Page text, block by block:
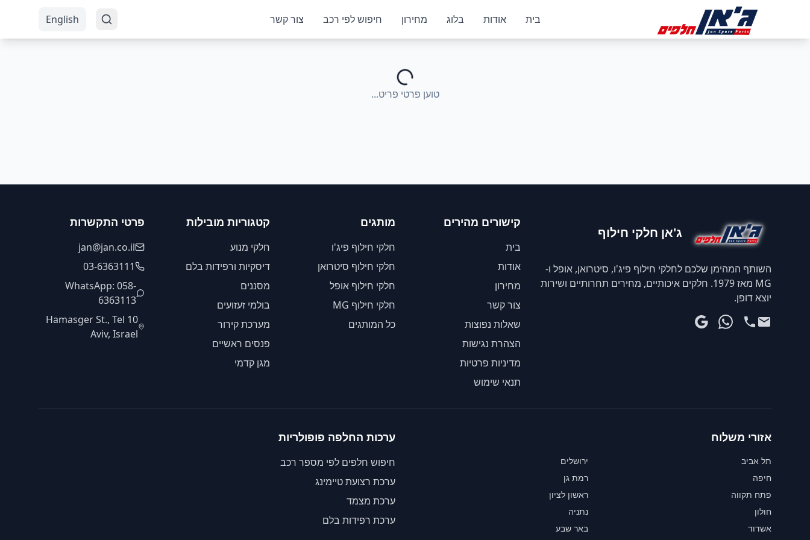
בית
אודות בלוג מחירון חיפוש לפי רכב צור קשר English
טוען פרטי פריט...
ג'אן חלקי חילוף
השותף המהימן שלכם לחלקי חילוף פיג'ו, סיטרואן, אופל ו-
MG מאז 1979. חלקים איכותיים, מחירים תחרותיים ושירות
יוצא דופן.
קישורים מהירים
בית
אודות
מחירון
צור קשר
שאלות נפוצות
הצהרת נגישות
מדיניות פרטיות
תנאי שימוש
מותגים
חלקי חילוף פיג'ו
חלקי חילוף סיטרואן
חלקי חילוף אופל
חלקי חילוף MG
כל המותגים
קטגוריות מובילות
חלקי מנוע
דיסקיות ורפידות בלם
מסננים
בולמי זעזועים
מערכת קירור
פנסים ראשיים
מגן קדמי
פרטי התקשרות
jan@jan.co.il
03-6363111
WhatsApp: 058-
6363113
10 Hamasger St., Tel
Aviv, Israel
אזורי משלוח
תל אביב
ירושלים
חיפה
רמת גן
פתח תקווה
ראשון לציון
חולון
נתניה
אשדוד
באר שבע
ערכות החלפה פופולריות
חיפוש חלפים לפי מספר רכב
ערכת רצועת טיימינג
ערכת מצמד
ערכת רפידות בלם